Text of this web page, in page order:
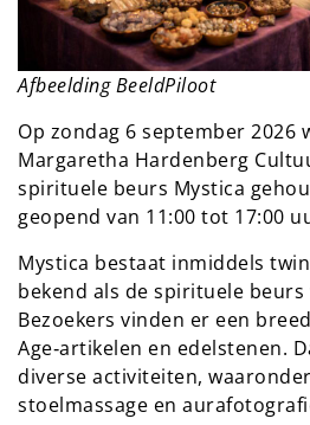
Afbeelding BeeldPiloot
Op zondag 6 september 2026
Margaretha Hardenberg
spirituele beurs Mystica
geopend van 11:00 tot 17:00
Mystica bestaat inmiddels
bekend als de spirituele
Bezoekers vinden er een
Age‑artikelen en edelstenen.
diverse activiteiten,
stoelmassage en